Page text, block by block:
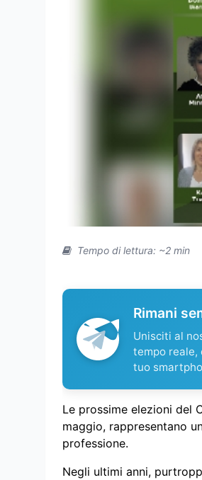
Tempo di lettura: ~2 min
Rimani
Unisciti al
tempo reale,
tuo
Le prossime elezioni del
maggio, rappresentano
professione.
Negli ultimi anni,